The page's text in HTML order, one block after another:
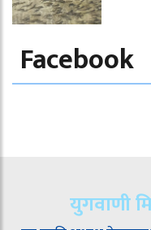
Facebook
युगवाणी